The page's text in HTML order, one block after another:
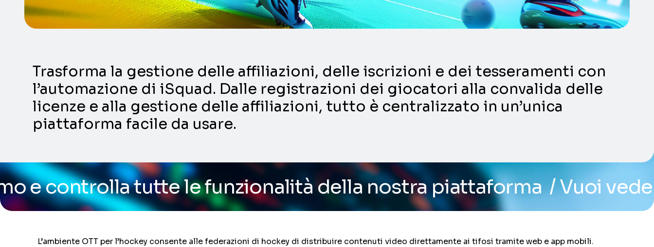
Trasforma la gestione delle affiliazioni, delle iscrizioni e dei tesseramenti con
l’automazione di iSquad. Dalle registrazioni dei giocatori alla convalida delle
licenze e alla gestione delle affiliazioni, tutto è centralizzato in un’unica
piattaforma facile da usare.
tutte le funzionalità della nostra piattaforma/ Vuoi vedere il
L’ambiente OTT per l’hockey consente alle federazioni di hockey di distribuire contenuti video direttamente ai tifosi tramite web e app mobili.